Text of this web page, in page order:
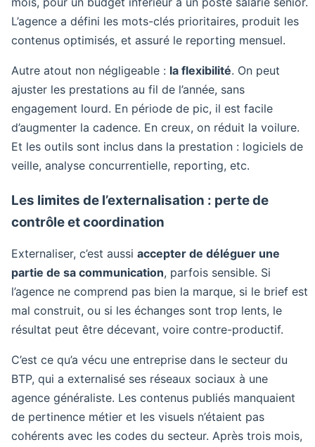
L’agence a défini les mots-clés prioritaires, produit les
contenus optimisés, et assuré le reporting mensuel.
Autre atout non négligeable : la flexibilité. On peut
ajuster les prestations au fil de l’année, sans
engagement lourd. En période de pic, il est facile
d’augmenter la cadence. En creux, on réduit la voilure.
Et les outils sont inclus dans la prestation : logiciels de
veille, analyse concurrentielle, reporting, etc.
Les limites de l’externalisation : perte de
contrôle et coordination
Externaliser, c’est aussi accepter de déléguer une
partie de sa communication, parfois sensible. Si
l’agence ne comprend pas bien la marque, si le brief est
mal construit, ou si les échanges sont trop lents, le
résultat peut être décevant, voire contre-productif.
C’est ce qu’a vécu une entreprise dans le secteur du
BTP, qui a externalisé ses réseaux sociaux à une
agence généraliste. Les contenus publiés manquaient
de pertinence métier et les visuels n’étaient pas
cohérents avec les codes du secteur. Après trois mois,